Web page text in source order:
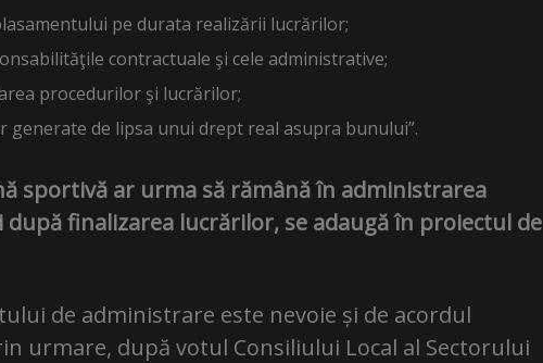
pe durata realizării lucrărilor;
contractuale şi cele administrative;
procedurilor şi lucrărilor;
de lipsa unui drept real asupra bunului”.
sportivă ar urma să rămână în administrarea
după finalizarea lucrărilor, se adaugă în proiectul de
de administrare este nevoie și de acordul
urmare, după votul Consiliului Local al Sectorului